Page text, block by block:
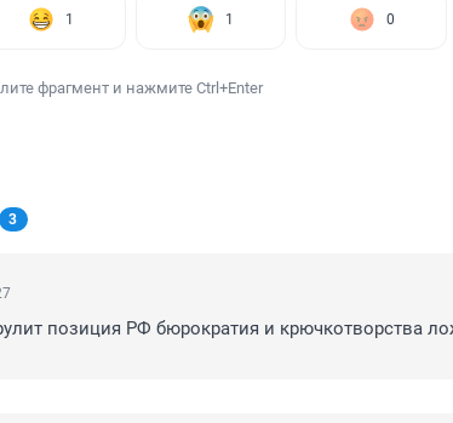
1 1 0
фрагмент и нажмите Ctrl+Enter
3
позиция РФ бюрократия и крючкотворства